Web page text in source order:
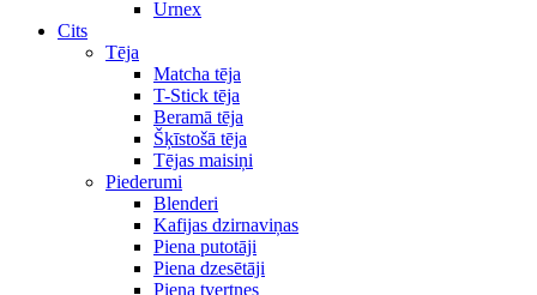
Urnex
Cits
Tēja
Matcha tēja
T-Stick tēja
Beramā tēja
Šķīstošā tēja
Tējas maisiņi
Piederumi
Blenderi
Kafijas dzirnaviņas
Piena putotāji
Piena dzesētāji
Piena tvertnes